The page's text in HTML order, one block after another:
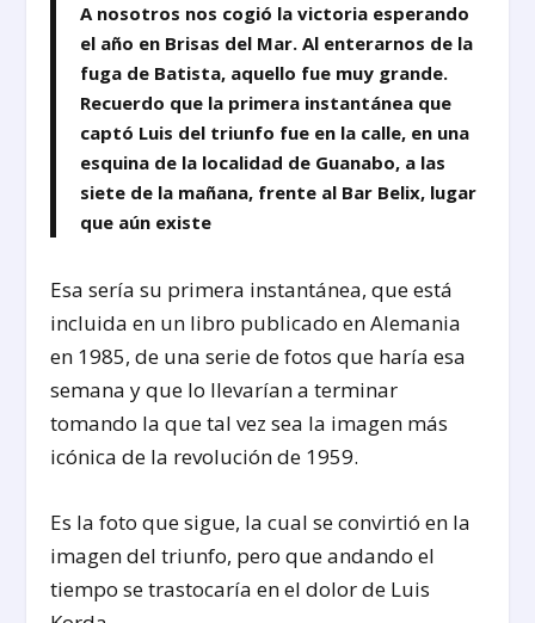
A nosotros nos cogió la victoria esperando
el año en Brisas del Mar. Al enterarnos de la
fuga de Batista, aquello fue muy grande.
Recuerdo que la primera instantánea que
captó Luis del triunfo fue en la calle, en una
esquina de la localidad de Guanabo, a las
siete de la mañana, frente al Bar Belix, lugar
que aún existe
Esa sería su primera instantánea, que está
incluida en un libro publicado en Alemania
en 1985, de una serie de fotos que haría esa
semana y que lo llevarían a terminar
tomando la que tal vez sea la imagen más
icónica de la revolución de 1959.
Es la foto que sigue, la cual se convirtió en la
imagen del triunfo, pero que andando el
tiempo se trastocaría en el dolor de Luis